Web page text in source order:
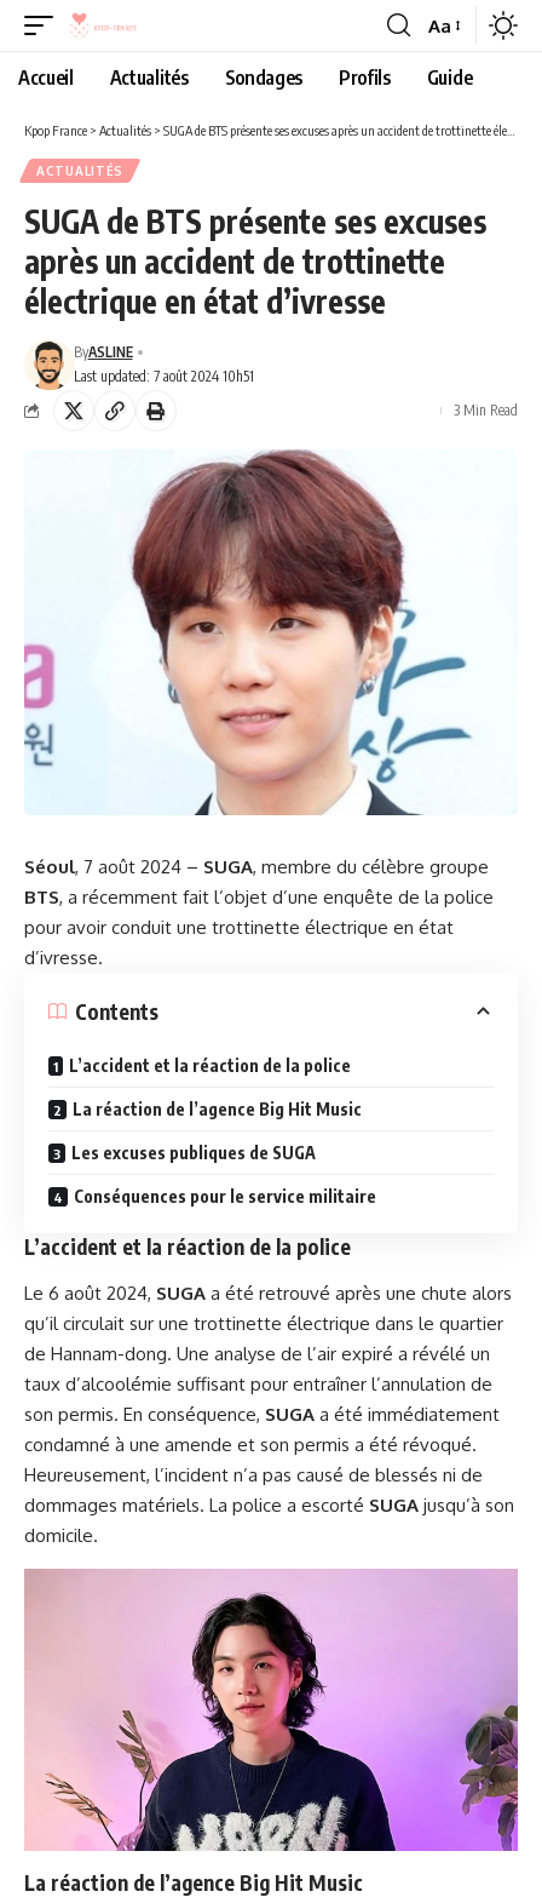
Aa
Accueil Actualités Sondages Profils Guide
Kpop France > Actualités > SUGA de BTS présente ses excuses après un accident de trottinette électrique en état d’ivresse
ACTUALITÉS
SUGA de BTS présente ses excuses
après un accident de trottinette
électrique en état d’ivresse
Last updated: 7 août 2024 10h51
ByASLINE
3 Min Read
Séoul, 7 août 2024 – SUGA, membre du célèbre groupe
BTS, a récemment fait l’objet d’une enquête de la police
pour avoir conduit une trottinette électrique en état
d’ivresse.
Contents
L’accident et la réaction de la police
La réaction de l’agence Big Hit Music
Les excuses publiques de SUGA
Conséquences pour le service militaire
L’accident et la réaction de la police
Le 6 août 2024, SUGA a été retrouvé après une chute alors
qu’il circulait sur une trottinette électrique dans le quartier
de Hannam-dong. Une analyse de l’air expiré a révélé un
taux d’alcoolémie suffisant pour entraîner l’annulation de
son permis. En conséquence, SUGA a été immédiatement
condamné à une amende et son permis a été révoqué.
Heureusement, l’incident n’a pas causé de blessés ni de
dommages matériels. La police a escorté SUGA jusqu’à son
domicile.
La réaction de l’agence Big Hit Music